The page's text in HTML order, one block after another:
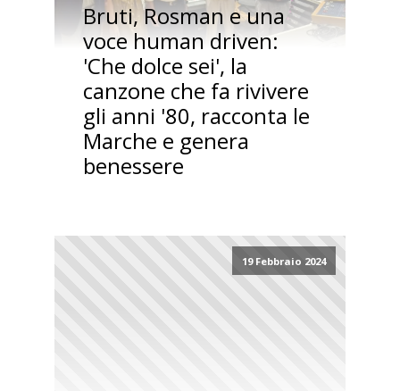
Bruti, Rosman e una
voce human driven:
'Che dolce sei', la
canzone che fa rivivere
gli anni '80, racconta le
Marche e genera
benessere
19 Febbraio 2024